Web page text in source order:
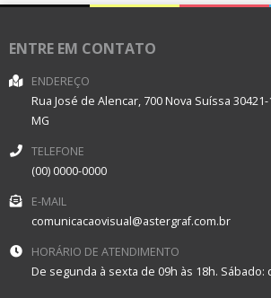
ENTRE EM CONTATO
ENDEREÇO
Rua José de Alencar, 700Nova Suíssa 30421-
MG
TELEFONE
(00) 0000-0000
E-MAIL
comunicacaovisual@astergraf.com.br
HORÁRIO DE ATENDIMENTO
De segunda à sexta de 09h às 18h. Sábado: